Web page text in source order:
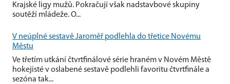
Krajské ligy mužů. Pokračují však nadstavbové skupiny
soutěží mládeže. O...
V neúplné sestavě Jaroměř podlehla do třetice Novému
Městu
Ve třetím utkání čtvrtfinálové série hraném v Novém Městě
hokejisté v oslabené sestavě podlehli favoritu čtvrtfinále a
sezóna tak...